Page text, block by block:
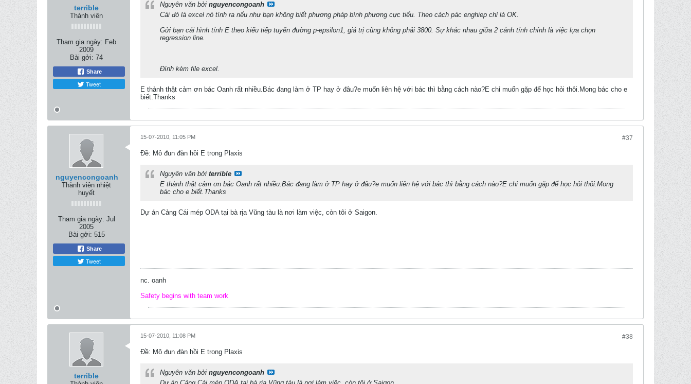
terrible
Thành viên
Tham gia ngày: Feb
2009
Bài gởi: 74
Share
Tweet
Nguyên văn bởi nguyencongoanh
Cái đó là excel nó tính ra nếu như bạn không biết phương pháp bình phương cực tiểu. Theo cách pác enghiep chỉ là OK.
Gửi bạn cái hình tính E theo kiểu tiếp tuyến đường p-epsilon1, giá trị cũng không phải 3800. Sự khác nhau giữa 2 cánh tính chính là việc lựa chọn
regression line.
Đính kèm file excel.
E thành thật cảm ơn bác Oanh rất nhiều.Bác đang làm ở TP hay ở đâu?e muốn liên hệ với bác thì bằng cách nào?E chỉ muốn gặp để học hỏi thôi.Mong bác cho e
biết.Thanks
nguyencongoanh
Thành viên nhiệt
huyết
Tham gia ngày: Jul
2005
Bài gởi: 515
Share
Tweet
#37
15-07-2010, 11:05 PM
Ðề: Mô đun đàn hồi E trong Plaxis
Nguyên văn bởi terrible
E thành thật cảm ơn bác Oanh rất nhiều.Bác đang làm ở TP hay ở đâu?e muốn liên hệ với bác thì bằng cách nào?E chỉ muốn gặp để học hỏi thôi.Mong
bác cho e biết.Thanks
Dự án Cảng Cái mép ODA tại bà rịa Vũng tàu là nơi làm việc, còn tôi ở Saigon.
nc. oanh
Safety begins with team work
terrible
#38
15-07-2010, 11:08 PM
Ðề: Mô đun đàn hồi E trong Plaxis
Nguyên văn bởi nguyencongoanh